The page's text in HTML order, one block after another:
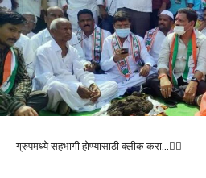
ग्रुपमध्ये सहभागी होण्यासाठी क्लीक करा…👆🏻